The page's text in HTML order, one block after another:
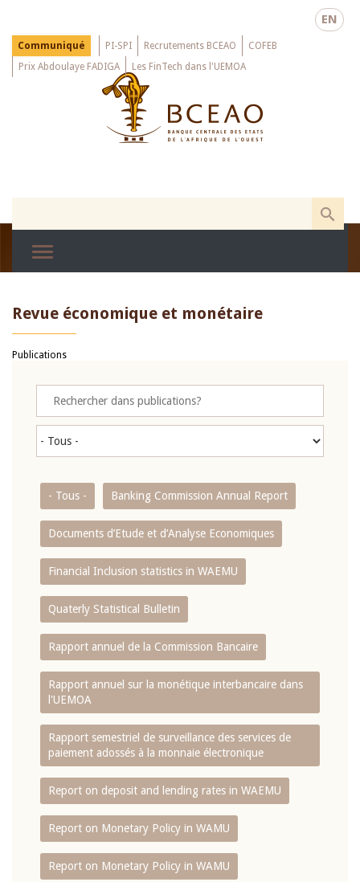
main
EN
Menu
Top
Communiqué PI-SPI Recrutements BCEAO
COFEB
Prix Abdoulaye FADIGA
Les FinTech dans l'UEMOA
Revue économique et monétaire
Publications
- Tous - Banking Commission Annual Report
Documents d’Etude et d’Analyse Economiques
Financial Inclusion statistics in WAEMU
Quaterly Statistical Bulletin
Rapport annuel de la Commission Bancaire
Rapport annuel sur la monétique interbancaire dans
l'UEMOA
Rapport semestriel de surveillance des services de
paiement adossés à la monnaie électronique
Report on deposit and lending rates in WAEMU
Report on Monetary Policy in WAMU
Report on Monetary Policy in WAMU